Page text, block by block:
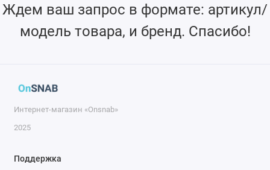
Ждем ваш запрос в формате: артикул/
модель товара, и бренд. Спасибо!
Интернет-магазин «Onsnab»
2025
Поддержка